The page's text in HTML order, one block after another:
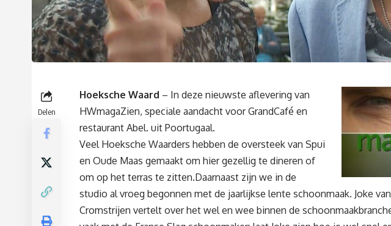
Delen
Hoeksche Waard – In deze nieuwste aflevering van
HWmagaZien, speciale aandacht voor GrandCafé en
restaurant Abel. uit Poortugaal.
Veel Hoeksche Waarders hebben de oversteek van Spui
en Oude Maas gemaakt om hier gezellig te dineren of
om op het terras te zitten.Daarnaast zijn we in de
studio al vroeg begonnen met de jaarlijkse lente schoonmaak. Joke
Cromstrijen vertelt over het wel en wee binnen de